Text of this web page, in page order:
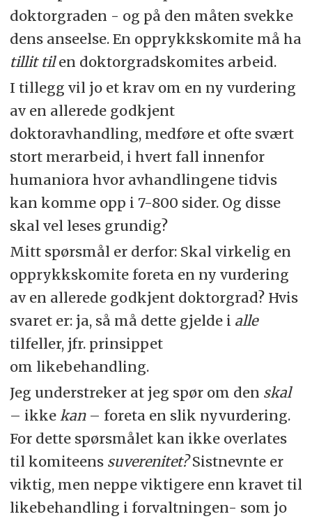
doktorgraden - og på den måten svekke
dens anseelse. En opprykkskomite må ha
tillit tilen doktorgradskomites arbeid.
I tillegg vil jo et krav om en ny vurdering
av en allerede godkjent
doktoravhandling, medføre et ofte svært
stort merarbeid, i hvert fall innenfor
humaniora hvor avhandlingene tidvis
kan komme opp i 7-800 sider. Og disse
skal vel leses grundig?
Mitt spørsmål er derfor: Skal virkelig en
opprykkskomite foreta en ny vurdering
av en allerede godkjent doktorgrad? Hvis
svaret er: ja, så må dette gjelde i alle
tilfeller, jfr. prinsippet
om likebehandling.
Jeg understreker at jeg spør om den skal
– ikke kan– foreta en slik nyvurdering.
For dette spørsmålet kan ikke overlates
til komiteens suverenitet?Sistnevnte er
viktig, men neppe viktigere enn kravet til
likebehandling i forvaltningen- som jo